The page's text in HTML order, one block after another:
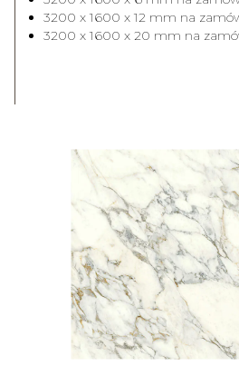
3200 x 1600 x 12 mm na
3200 x 1600 x 20 mm na